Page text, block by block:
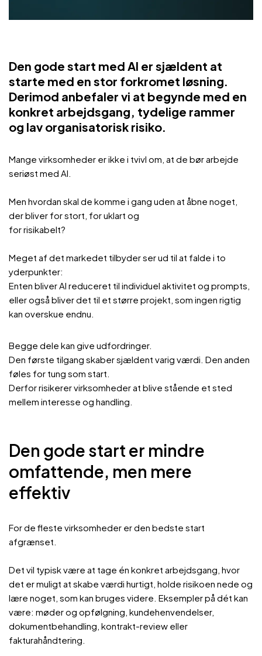
Den gode start med AI er sjældent at
starte med en stor forkromet løsning.
Derimod anbefaler vi at begynde med en
konkret arbejdsgang, tydelige rammer
og lav organisatorisk risiko.
Mange virksomheder er ikke i tvivl om, at de bør arbejde
seriøst med AI.
Men hvordan skal de komme i gang uden at åbne noget,
der bliver for stort, for uklart og
for risikabelt?
Meget af det markedet tilbyder ser ud til at falde i to
yderpunkter:
Enten bliver AI reduceret til individuel aktivitet og prompts,
eller også bliver det til et større projekt, som ingen rigtig
kan overskue endnu.
Begge dele kan give udfordringer.
Den første tilgang skaber sjældent varig værdi. Den anden
føles for tung som start.
Derfor risikerer virksomheder at blive stående et sted
mellem interesse og handling.
Den gode start er mindre
omfattende, men mere
effektiv
For de fleste virksomheder er den bedste start
afgrænset.
Det vil typisk være at tage én konkret arbejdsgang, hvor
det er muligt at skabe værdi hurtigt, holde risikoen nede og
lære noget, som kan bruges videre. Eksempler på dét kan
være: møder og opfølgning, kundehenvendelser,
dokumentbehandling, kontrakt-review eller
fakturahåndtering.